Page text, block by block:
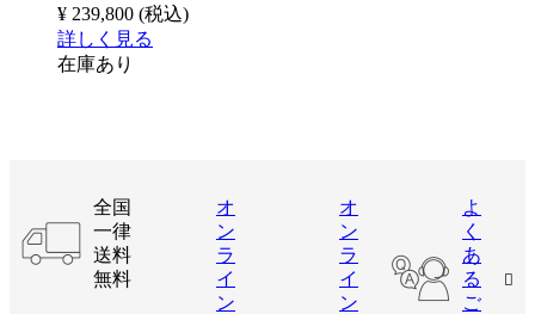
¥ 239,800 (税込)
詳しく見る
在庫あり
全国
一律
送料
無料
オ
ン
ラ
イ
ン
オ
ン
ラ
イ
ン
よ
く
あ
る
ご